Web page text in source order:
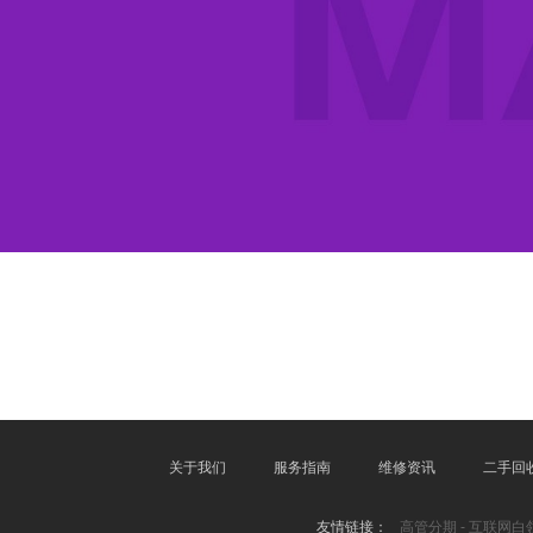
关于我们 服务指南 维修资讯 二手回
友情链接： 高管分期 - 互联网